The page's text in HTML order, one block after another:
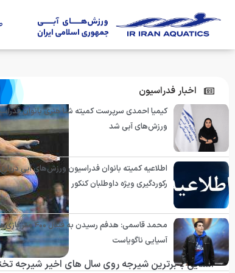
آشنایی با برترین شیرجه روی سال های اخیر شیرجه
اخبار فدراسیون
کیمیا احمدی سرپرست کمیته شنا هنری بانوان
ورزش‌های آبی شد
اطلاعیه کمیته بانوان فدراسیون ورزش‌های آبی درباره
رکوردگیری ویژه داوطلبان کنکور
محمد قاسمی: هدفم رسیدن به فینال ۴۰۰
آسیایی ناگویاست